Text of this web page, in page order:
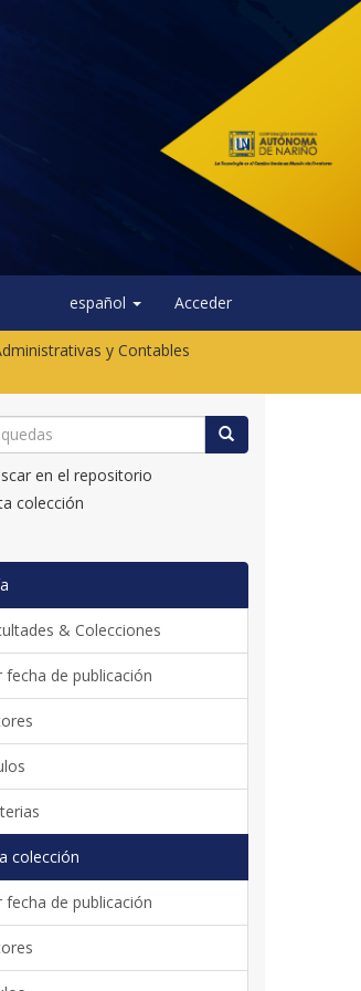
español Acceder
y Contables
en el repositorio
colección
& Colecciones
fecha de publicación
colección
fecha de publicación